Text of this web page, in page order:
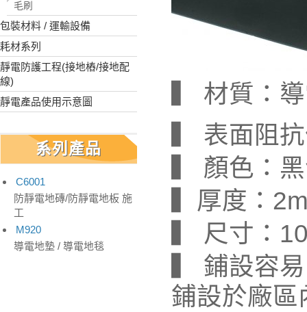
毛刷
包裝材料 / 運輸設備
耗材系列
靜電防護工程(接地樁/接地配
線)
靜電產品使用示意圖
系列產品
C6001
防靜電地磚/防靜電地板 施
工
M920
導電地墊 / 導電地毯
▍ 材質：
▍ 表面阻
▍ 顏色：
▍厚度：
▍ 尺寸：
▍ 鋪設容
鋪設於廠區